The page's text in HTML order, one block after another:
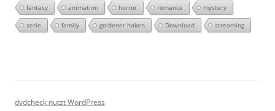
fantasy animation horror romance mystery
serie family goldener haken Download streaming
dvdcheck nutzt WordPress